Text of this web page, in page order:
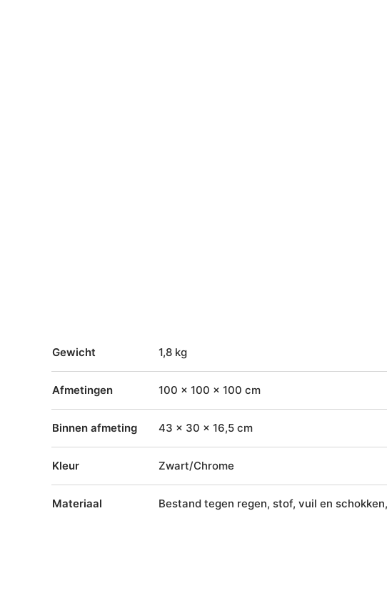
Gewicht 1,8 kg
Afmetingen 100 × 100 × 100 cm
Binnen afmeting 43 x 30 x 16,5 cm
Kleur Zwart/Chrome
Materiaal Bestand tegen regen, stof, vuil en